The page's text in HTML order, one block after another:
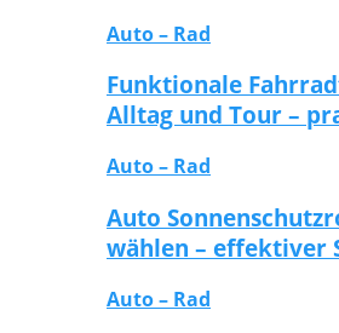
Auto – Rad
Funktionale
Alltag und Tour –
Auto – Rad
Auto
wählen – effektiver
Auto – Rad